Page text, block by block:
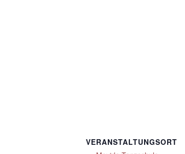
VERANSTALTUNGSORT